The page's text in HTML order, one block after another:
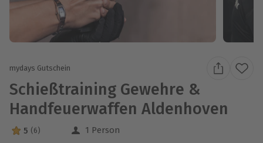
mydays Gutschein
Schießtraining Gewehre &
Handfeuerwaffen Aldenhoven
5 Sterne von 5 aus 6 Bewertungen
5 (6) 1 Person